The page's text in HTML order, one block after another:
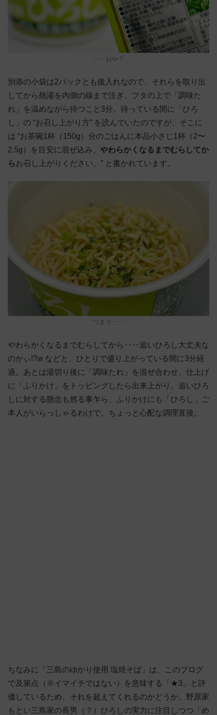
‥‥おや？
別添の小袋は2パックとも後入れなので、それらを取り出
してから熱湯を内側の線まで注ぎ、フタの上で「調味た
れ」を温めながら待つこと3分。待っている間に「ひろ
し」の “お召し上がり方” を読んでいたのですが、そこに
は “お茶碗1杯（150g）分のごはんに本品小さじ1杯（2〜
2.5g）を目安に混ぜ込み、 やわらかくなるまでむらしてか
ら お召し上がりください。” と書かれています。
つまり‥‥
やわらかくなるまでむらしてから‥‥追いひろし大丈夫な
のかぃ!?w などと、ひとりで盛り上がっている間に3分経
過。あとは湯切り後に「調味たれ」を混ぜ合わせ、仕上げ
に「ふりかけ」をトッピングしたら出来上がり。追いひろ
しに対する懸念も然る事乍ら、ふりかけにも「ひろし」ご
本人がいらっしゃるわけで、ちょっと心配な調理直後。
ちなみに「三島のゆかり使用 塩焼そば」は、このブログ
で及第点（※イマイチではない）を意味する「★3」と評
価しているため、それを超えてくれるのかどうか、野原家
もとい三島家の長男（？）ひろしの実力に注目しつつ「め